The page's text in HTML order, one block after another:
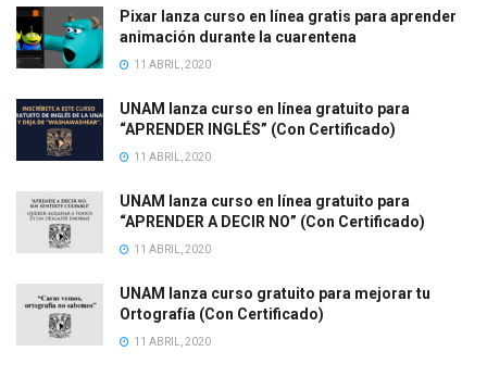
Pixar lanza curso en línea gratis para aprender
animación durante la cuarentena
11 ABRIL, 2020
UNAM lanza curso en línea gratuito para
“APRENDER INGLÉS” (Con Certificado)
11 ABRIL, 2020
UNAM lanza curso en línea gratuito para
“APRENDER A DECIR NO” (Con Certificado)
11 ABRIL, 2020
UNAM lanza curso gratuito para mejorar tu
Ortografía (Con Certificado)
11 ABRIL, 2020